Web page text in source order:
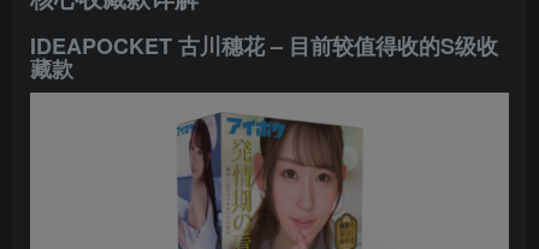
IDEAPOCKET 古川穗花 – 目前较值得收的S级收
藏款